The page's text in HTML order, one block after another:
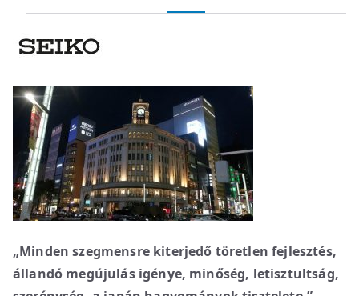
„Minden szegmensre kiterjedő töretlen fejlesztés,
állandó megújulás igénye, minőség, letisztultság,